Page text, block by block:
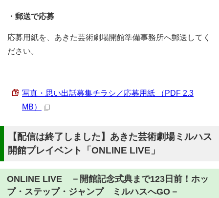
・郵送で応募
応募用紙を、あきた芸術劇場開館準備事務所へ郵送してく
ださい。
写真・思い出話募集チラシ／応募用紙 （PDF 2.3
MB）
【配信は終了しました】あきた芸術劇場ミルハス
開館プレイベント「ONLINE LIVE」
ONLINE LIVE －開館記念式典まで123日前！ホッ
プ・ステップ・ジャンプ ミルハスへGO－